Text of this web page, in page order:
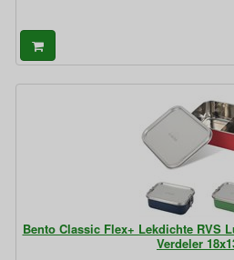
Bento Classic Flex+ Lekdichte RVS
Verdeler